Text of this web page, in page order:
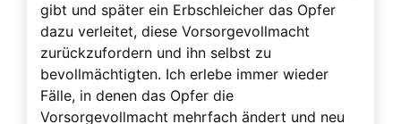
gibt und später ein Erbschleicher das Opfer
dazu verleitet, diese Vorsorgevollmacht
zurückzufordern und ihn selbst zu
bevollmächtigten. Ich erlebe immer wieder
Fälle, in denen das Opfer die
Vorsorgevollmacht mehrfach ändert und neu